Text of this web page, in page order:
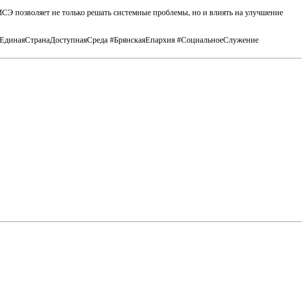
позволяет не только решать системные проблемы, но и влиять на улучшение
#БрянскаяЕпархия #СоциальноеСлужение